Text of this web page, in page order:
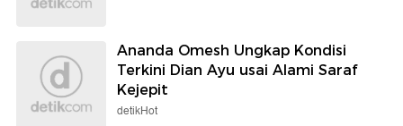
Ananda Omesh Ungkap Kondisi
Terkini Dian Ayu usai Alami Saraf
Kejepit
detikHot